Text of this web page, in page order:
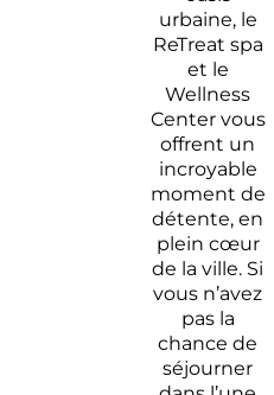
urbaine, le
ReTreat spa
et le
Wellness
Center vous
offrent un
incroyable
moment de
détente, en
plein cœur
de la ville. Si
vous n’avez
pas la
chance de
séjourner